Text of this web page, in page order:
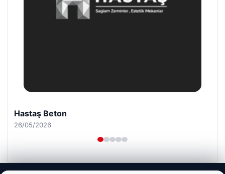
Enes Kaplan Avukatlık Bürosu
28/04/2026